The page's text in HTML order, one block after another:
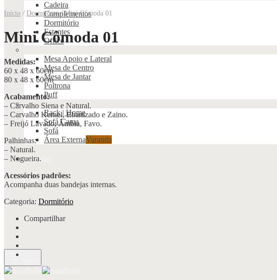
Cadeira
Complementos
Dormitório
Estantes
Office
Mesa Apoio e Lateral
Mesa de Centro
Mesa de Jantar
Poltrona
Puff
Rack | Home
Sofá Cama
Sofá
Área ExternaVaranda
Editorial
Search
Início / Dormitório /Mini Cômoda 01
Mini Cômoda 01
Medidas:
60 x 48 x 60cm
80 x 48 x 60cm
Acabamento:
– Carvalho Siena e Natural.
– Carvalho Kernel, Ebanizado e Zaino.
– Freijó Lavado, Âmbia, Favo.
Palhinhas:
– Natural.
– Nogueira.
Acessórios padrões:
Acompanha duas bandejas internas.
Categoria: Dormitório
Compartilhar